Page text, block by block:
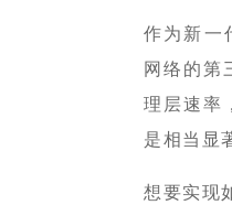
作为新
网络的第
理层速率
是相当显
想要实现